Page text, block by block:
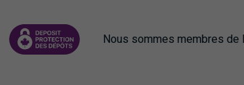
DÉPÔTS DU CANADA
CDIC PROTECTING YOUR DEPOSITS PDF
Nous sommes membres de